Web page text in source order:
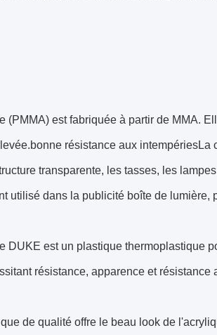
(PMMA) est fabriquée à partir de MMA.
résistance aux
transparente, les tasses, les
utilisé dans la publicité boîte de lumière,
DUKE est un plastique thermoplastique
résistance, apparence et résistance
de qualité offre le beau look de